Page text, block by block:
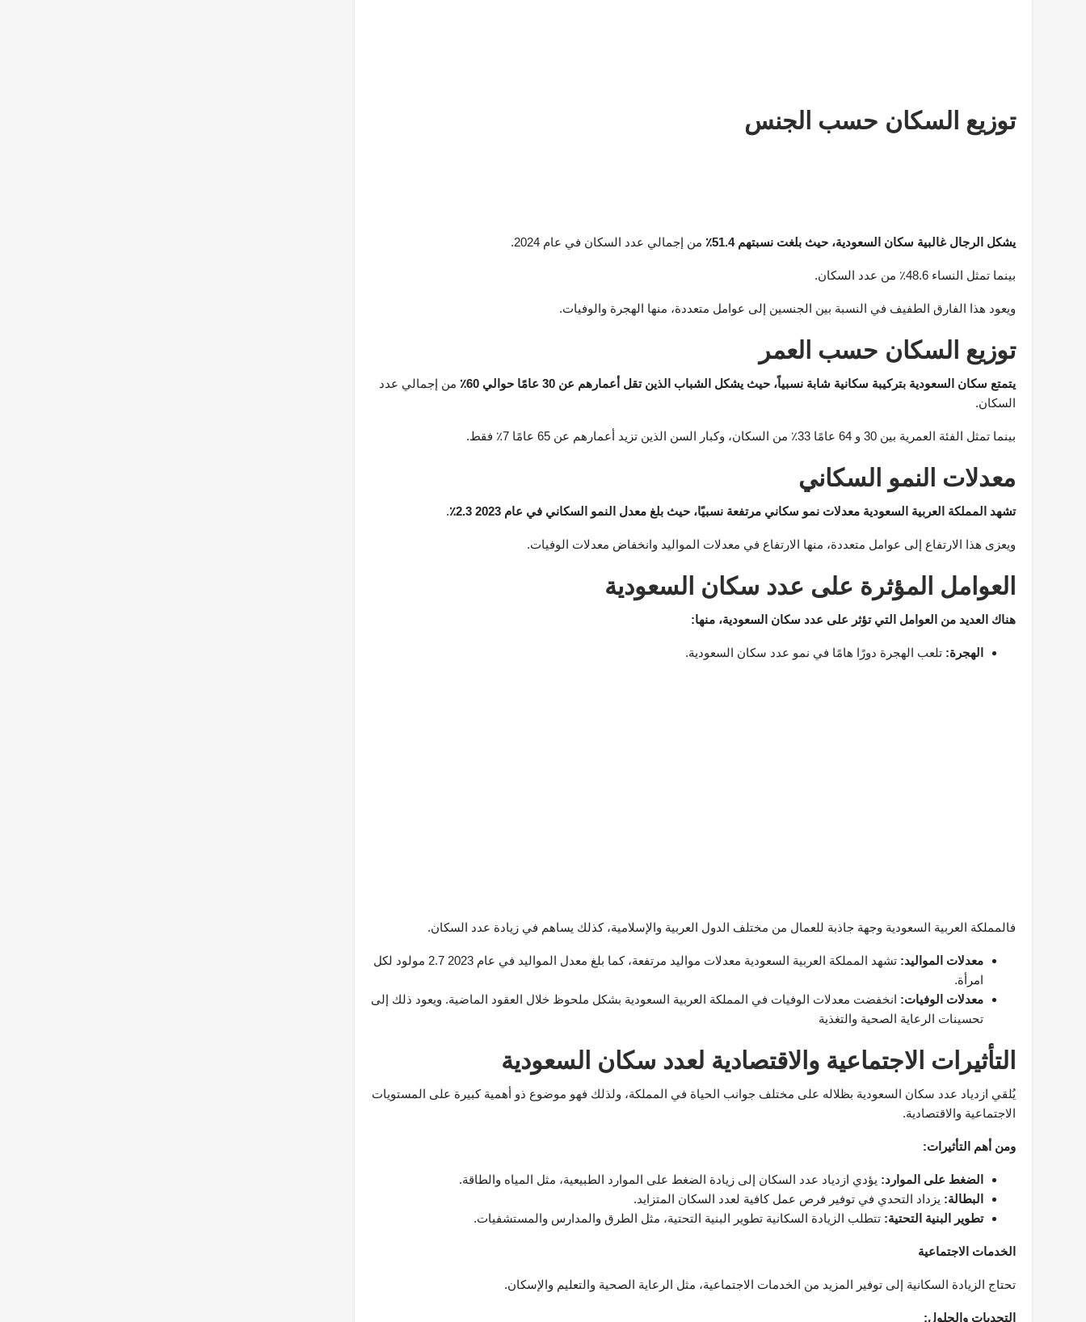
توزيع السكان حسب الجنس
يشكل الرجال غالبية سكان السعودية، حيث بلغت نسبتهم 51.4٪ من إجمالي عدد السكان في عام 2024.
بينما تمثل النساء 48.6٪ من عدد السكان.
ويعود هذا الفارق الطفيف في النسبة بين الجنسين إلى عوامل متعددة، منها الهجرة والوفيات.
توزيع السكان حسب العمر
يتمتع سكان السعودية بتركيبة سكانية شابة نسبياً، حيث يشكل الشباب الذين تقل أعمارهم عن 30 عامًا حوالي 60٪
من إجمالي عدد
السكان.
بينما تمثل الفئة العمرية بين 30 و 64 عامًا 33٪ من السكان، وكبار السن الذين تزيد أعمارهم عن 65 عامًا 7٪ فقط.
معدلات النمو السكاني
تشهد المملكة العربية السعودية معدلات نمو سكاني مرتفعة نسبيًا، حيث بلغ معدل النمو السكاني في عام 2023 2.3٪ .
ويعزى هذا الارتفاع إلى عوامل متعددة، منها الارتفاع في معدلات المواليد وانخفاض معدلات الوفيات.
العوامل المؤثرة على عدد سكان السعودية
هناك العديد من العوامل التي تؤثر على عدد سكان السعودية، منها:
الهجرة: تلعب الهجرة دورًا هامًا في نمو عدد سكان السعودية.
فالمملكة العربية السعودية وجهة جاذبة للعمال من مختلف الدول العربية والإسلامية، كذلك يساهم في زيادة عدد السكان.
معدلات المواليد:
تشهد المملكة العربية السعودية معدلات مواليد مرتفعة، كما بلغ معدل المواليد في عام 2023 2.7 مولود لكل
امرأة.
معدلات الوفيات: انخفضت معدلات الوفيات في المملكة العربية السعودية بشكل ملحوظ خلال العقود الماضية. ويعود ذلك إلى
تحسينات الرعاية الصحية والتغذية
التأثيرات الاجتماعية والاقتصادية لعدد سكان السعودية
يُلقي ازدياد عدد سكان السعودية بظلاله على مختلف جوانب الحياة في المملكة، ولذلك فهو موضوع ذو أهمية كبيرة على المستويات
الاجتماعية والاقتصادية.
ومن أهم التأثيرات:
الضغط على الموارد: يؤدي ازدياد عدد السكان إلى زيادة الضغط على الموارد الطبيعية، مثل المياه والطاقة.
البطالة: يزداد التحدي في توفير فرص عمل كافية لعدد السكان المتزايد.
تطوير البنية التحتية: تتطلب الزيادة السكانية تطوير البنية التحتية، مثل الطرق والمدارس والمستشفيات.
الخدمات الاجتماعية
تحتاج الزيادة السكانية إلى توفير المزيد من الخدمات الاجتماعية، مثل الرعاية الصحية والتعليم والإسكان.
التحديات والحلول: